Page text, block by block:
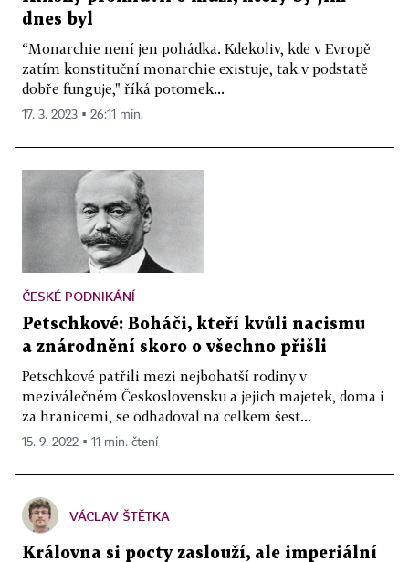
dnes byl
“Monarchie není jen pohádka. Kdekoliv, kde v Evropě
zatím konstituční monarchie existuje, tak v podstatě
dobře funguje," říká potomek...
17. 3. 2023 ▪ 26:11 min.
ČESKÉ PODNIKÁNÍ
Petschkové: Boháči, kteří kvůli nacismu
a znárodnění skoro o všechno přišli
Petschkové patřili mezi nejbohatší rodiny v
meziválečném Československu a jejich majetek, doma i
za hranicemi, se odhadoval na celkem šest...
15. 9. 2022 ▪ 11 min. čtení
VÁCLAV ŠTĚTKA
Královna si pocty zaslouží, ale imperiální